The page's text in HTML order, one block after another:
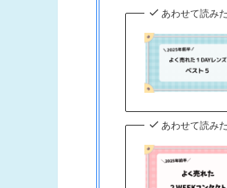
あわせて読み
あわせて読み